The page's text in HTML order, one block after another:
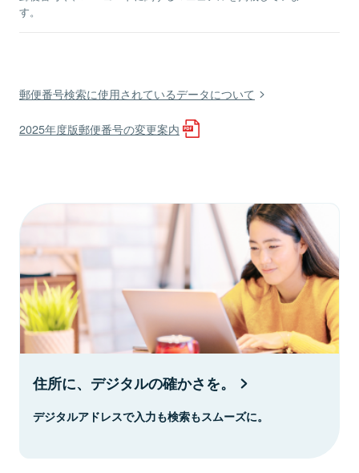
す。
郵便番号検索に使用されているデータについて
2025年度版郵便番号の変更案内
住所に、デジタルの確かさを。
デジタルアドレスで入力も検索もスムーズに。